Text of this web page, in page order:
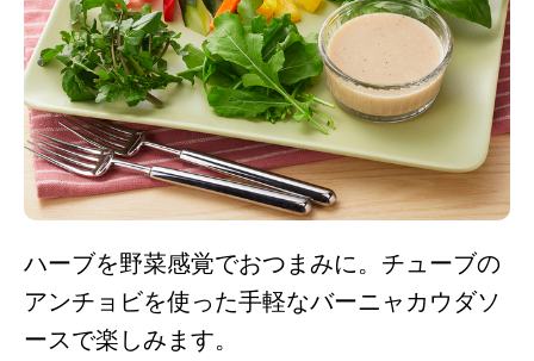
ハーブを野菜感覚でおつまみに。チューブの
アンチョビを使った手軽なバーニャカウダソ
ースで楽しみます。